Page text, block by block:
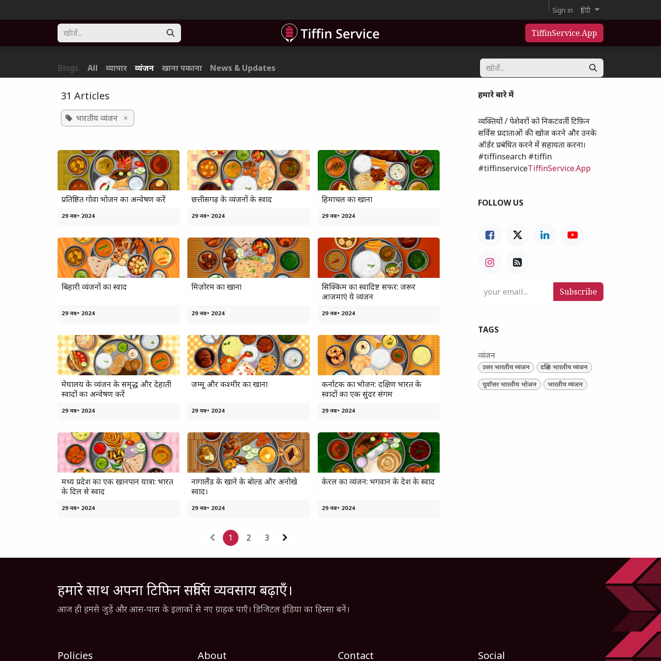
Sign in हिंदी
TiffinService.App
Blogs: All व्यापार व्यंजन खाना पकाना News & Updates
31 Articles
भारतीय व्यंजन ×
प्रतिष्ठित गोवा भोजन का अन्वेषण करें
29 नव॰ 2024
छत्तीसगढ़ के व्यंजनों के स्वाद
29 नव॰ 2024
हिमाचल का खाना
29 नव॰ 2024
बिहारी व्यंजनों का स्वाद
29 नव॰ 2024
मिज़ोरम का खाना
29 नव॰ 2024
सिक्किम का स्वादिष्ट सफर: जरूर
आजमाएं ये व्यंजन
29 नव॰ 2024
मेघालय के व्यंजन के समृद्ध और देहाती
स्वादों का अन्वेषण करें
29 नव॰ 2024
जम्मू और कश्मीर का खाना
29 नव॰ 2024
कर्नाटक का भोजन: दक्षिण भारत के
स्वादों का एक सुंदर संगम
29 नव॰ 2024
मध्य प्रदेश का एक खानपान यात्रा: भारत
के दिल से स्वाद
29 नव॰ 2024
नागालैंड के खाने के बोल्ड और अनोखे
स्वाद।
29 नव॰ 2024
केरल का व्यंजन: भगवान के देश के स्वाद
29 नव॰ 2024
1 2 3
हमारे बारे में
व्यक्तियों / पेशेवरों को निकटवर्ती टिफ़िन
सर्विस प्रदाताओं की खोज करने और उनके
ऑर्डर प्रबंधित करने में सहायता करना।
#tiffinsearch #tiffin
#tiffinserviceTiffinService.App
FOLLOW US
Subscribe
TAGS
व्यंजन
उत्तर भारतीय व्यंजन दक्षिण भारतीय व्यंजन
पूर्वोत्तर भारतीय भोजन भारतीय व्यंजन
हमारे साथ अपना टिफिन सर्विस व्यवसाय बढ़ाएँ।
आज ही हमसे जुड़ें और आस-पास के इलाकों से नए ग्राहक पाएँ। डिजिटल इंडिया का हिस्सा बनें।
Policies About Contact Social